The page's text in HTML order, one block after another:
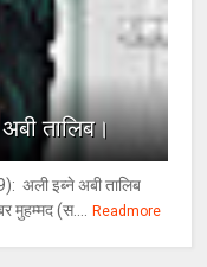
तालिब।
अली इब्ने अबी तालिब
मुहम्मद (स....
Readmore